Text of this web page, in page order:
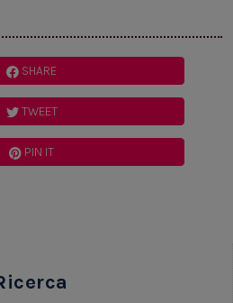
SHARE
TWEET
PIN IT